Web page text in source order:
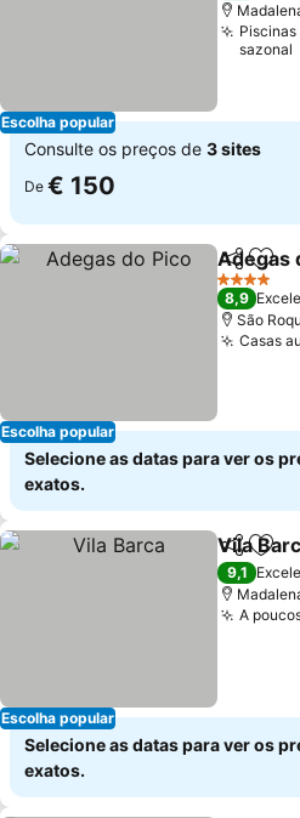
Escolha popular
sazonal
Consulte os preços de 3 sites
De € 150
Escolha popular
Partilhar
Adegas
4 Estrelas
8,9
São
Casas
Selecione as datas para ver os
exatos.
Escolha popular
Partilhar
Vila
9,1
A
Selecione as datas para ver os
exatos.